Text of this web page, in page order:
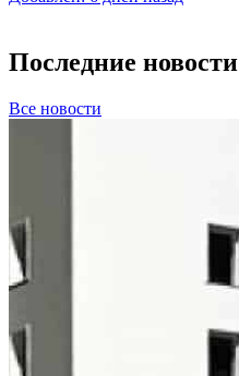
Последние новости
Все новости